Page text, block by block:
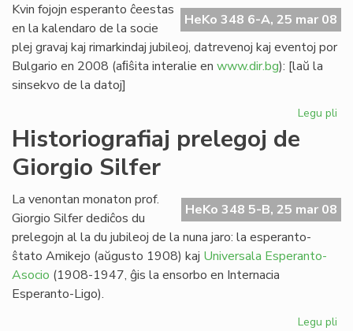
HeKo 348 6-A, 25 mar 08
Kvin fojojn esperanto ĉeestas
en la kalendaro de la socie
plej gravaj kaj rimarkindaj jubileoj, datrevenoj kaj eventoj por
Bulgario en 2008 (aﬁŝita interalie en www.dir.bg): [laŭ la
sinsekvo de la datoj]
Legu pli
Historiografiaj prelegoj de
Giorgio Silfer
HeKo 348 5-B, 25 mar 08
La venontan monaton prof.
Giorgio Silfer dediĉos du
prelegojn al la du jubileoj de la nuna jaro: la esperanto-
ŝtato Amikejo (aŭgusto 1908) kaj Universala Esperanto-
Asocio (1908-1947, ĝis la ensorbo en Internacia
Esperanto-Ligo).
Legu pli